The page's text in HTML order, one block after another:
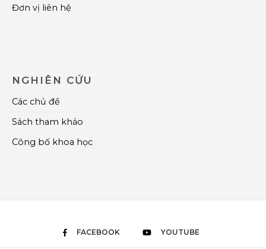
Đơn vị liên hệ
NGHIÊN CỨU
Các chủ đề
Sách tham khảo
Công bố khoa học
FACEBOOK YOUTUBE